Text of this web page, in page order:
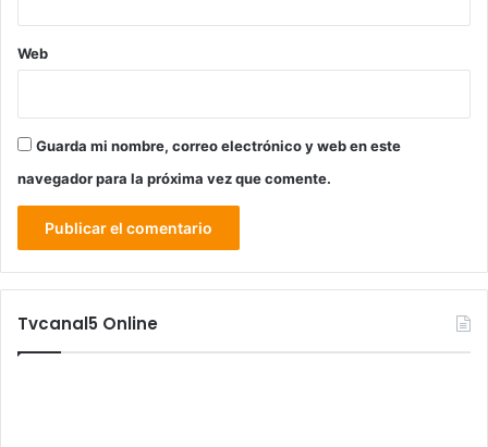
Web
Guarda mi nombre, correo electrónico y web en este
navegador para la próxima vez que comente.
Tvcanal5 Online